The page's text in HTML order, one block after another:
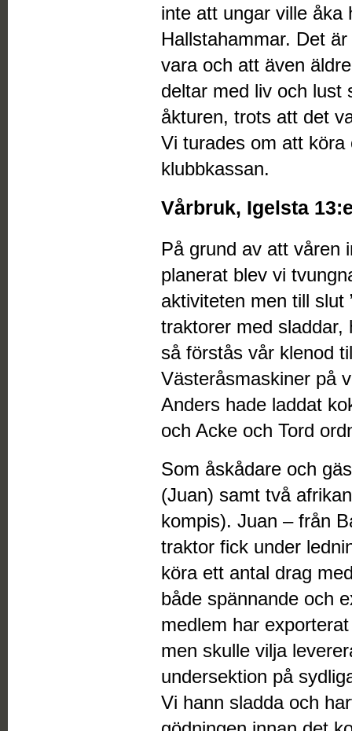
inte att ungar ville åka
Hallstahammar. Det
vara och att även
deltar med liv och lust
åkturen, trots att det
Vi turades om att
klubbkassan.
Vårbruk, Igelsta
På grund av att våren
planerat blev vi
aktiviteten men till slut
traktorer med sladdar,
så förstås vår klenod
Västeråsmaskiner på
Anders hade laddat
och Acke och Tord
Som åskådare och
(Juan) samt två
kompis). Juan – från
traktor fick under
köra ett antal drag
både spännande och
medlem har
men skulle vilja
undersektion på
Vi hann sladda och